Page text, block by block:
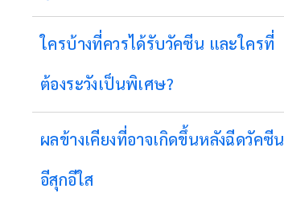
ใครบ้างที่ควรได้รับวัคซีน และใครที่
ต้องระวังเป็นพิเศษ?
ผลข้างเคียงที่อาจเกิดขึ้นหลังฉีดวัคซีน
อีสุกอีใส